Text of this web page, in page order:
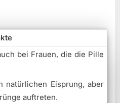
bei Frauen, die die Pille
natürlichen Eisprung, aber
auftreten.